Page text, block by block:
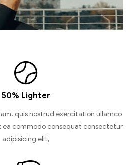
50% Lighter
quis nostrud exercitation ullamco
ea commodo consequat consectetur
adipisicing elit,